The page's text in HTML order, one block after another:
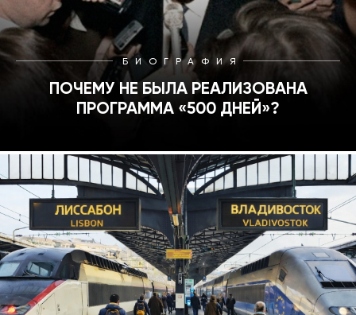
БИОГРАФИЯ
ПОЧЕМУ НЕ БЫЛА РЕАЛИЗОВАНА
ПРОГРАММА «500 ДНЕЙ»?